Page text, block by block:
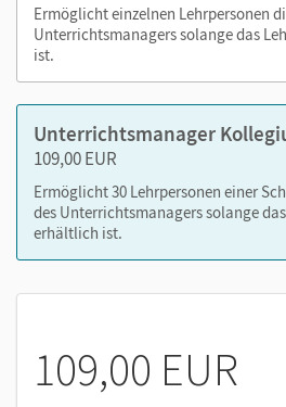
Nutzen Sie den
oder über die Cornelsen Lernen App.
Ermöglicht einzelnen Lehrpersonen
Unterrichtsmanagers solange das
ist.
Unterrichtsmanager
109,00 EUR
Ermöglicht 30 Lehrpersonen einer
des Unterrichtsmanagers solange
erhältlich ist.
109,00 EUR